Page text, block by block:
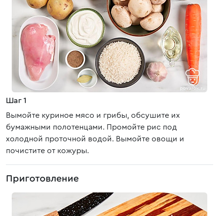
Шаг 1
Вымойте куриное мясо и грибы, обсушите их
бумажными полотенцами. Промойте рис под
холодной проточной водой. Вымойте овощи и
почистите от кожуры.
Приготовление